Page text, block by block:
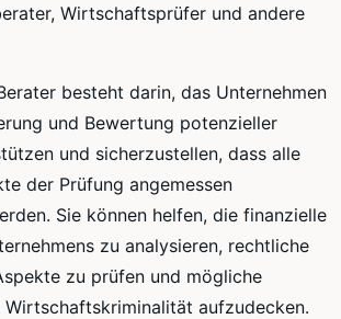
Wirtschaftsprüfer und andere
besteht darin, das Unternehmen
und Bewertung potenzieller
und sicherzustellen, dass alle
der Prüfung angemessen
Sie können helfen, die finanzielle
zu analysieren, rechtliche
zu prüfen und mögliche
Wirtschaftskriminalität aufzudecken.